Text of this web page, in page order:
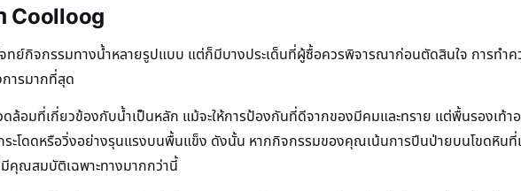
Coolloog
ย์กิจกรรมทางน้ำหลายรูปแบบ แต่ก็มีบางประเด็นที่ผู้ซื้อควรพิจารณาก่อนตัดสินใจ การทำคว
ารมากที่สุด
ล้อมที่เกี่ยวข้องกับน้ำเป็นหลัก แม้จะให้การป้องกันที่ดีจากของมีคมและทราย แต่พื้นรองเท้าอ
ะโดดหรือวิ่งอย่างรุนแรงบนพื้นแข็ง ดังนั้น หากกิจกรรมของคุณเน้นการปีนป่ายบนโขดหิน
คุณสมบัติเฉพาะทางมากกว่านี้